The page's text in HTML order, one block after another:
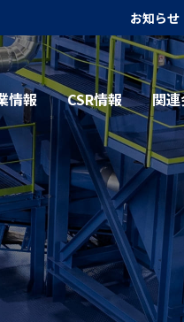
お知らせ
情報 CSR情報 関